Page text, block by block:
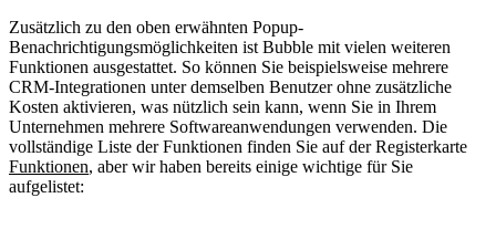
Zusätzlich zu den oben erwähnten Popup-
Benachrichtigungsmöglichkeiten ist Bubble mit vielen weiteren
Funktionen ausgestattet. So können Sie beispielsweise mehrere
CRM-Integrationen unter demselben Benutzer ohne zusätzliche
Kosten aktivieren, was nützlich sein kann, wenn Sie in Ihrem
Unternehmen mehrere Softwareanwendungen verwenden. Die
vollständige Liste der Funktionen finden Sie auf der Registerkarte
Funktionen, aber wir haben bereits einige wichtige für Sie
aufgelistet: